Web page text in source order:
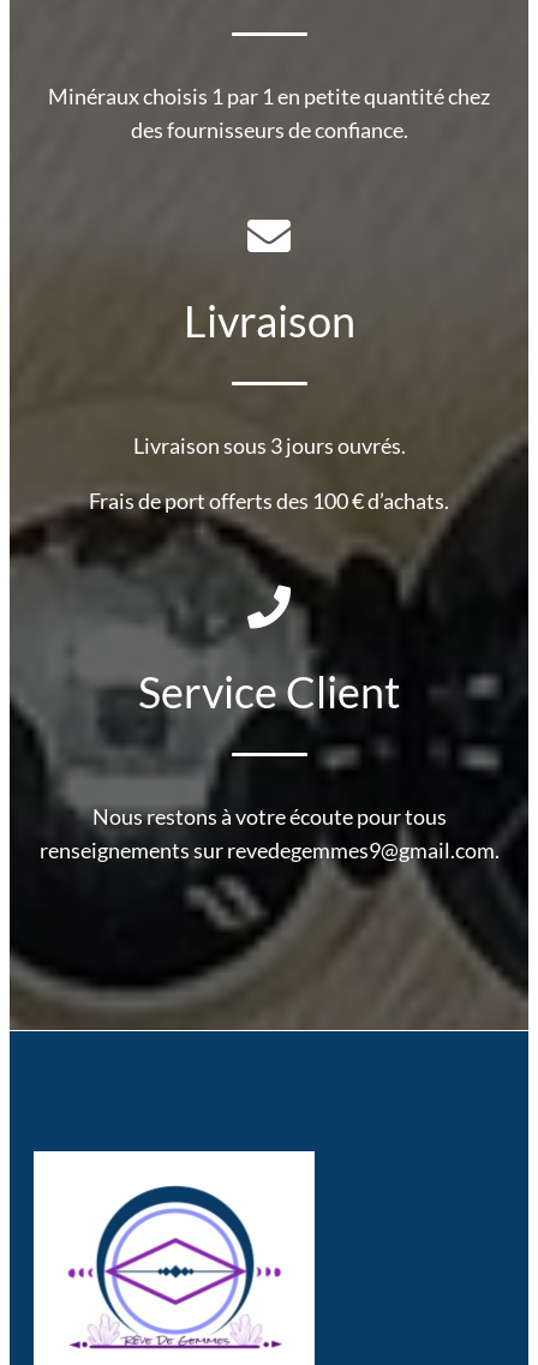
Minéraux choisis 1 par 1 en petite quantité chez
des fournisseurs de confiance.
Livraison
Livraison sous 3 jours ouvrés.
Frais de port offerts des 100 € d’achats.
Service Client
Nous restons à votre écoute pour tous
renseignements sur revedegemmes9@gmail.com.